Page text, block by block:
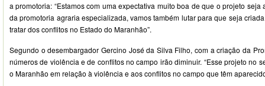
a promotoria: “Estamos com uma expectativa muito boa de que o projeto
da promotoria agraria especializada, vamos também lutar para que seja
tratar dos conflitos no Estado do Maranhão”.
Segundo o desembargador Gercino José da Silva Filho, com a criação da
números de violência e de conflitos no campo irão diminuir. “Esse projeto no
o Maranhão em relação à violência e aos conflitos no campo que têm